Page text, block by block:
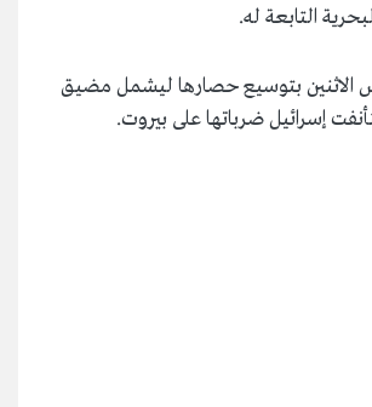
التابعة له.
الاثنين بتوسيع حصارها ليشمل مضيق
إسرائيل ضرباتها على بيروت.